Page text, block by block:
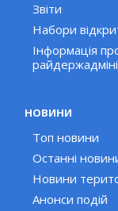
Звіти
Набори
Інформація
НОВИНИ
Топ новини
Останні
Новини
Анонси подій